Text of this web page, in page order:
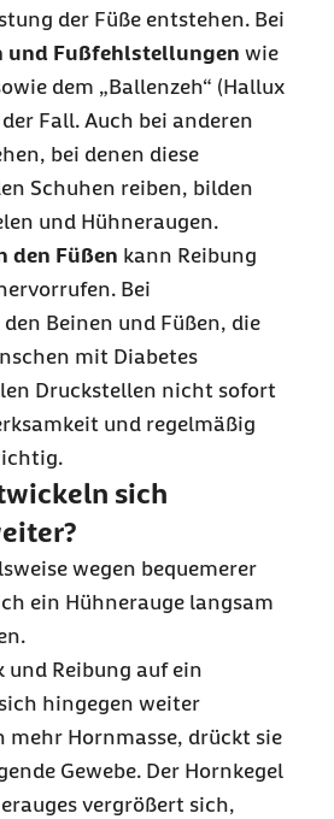
der Füße entstehen. Bei
und Fußfehlstellungen wie
dem „Ballenzeh“ (Hallux
Fall. Auch bei anderen
bei denen diese
Schuhen reiben, bilden
und Hühneraugen.
den Füßen kann Reibung
Bei
den Beinen und Füßen, die
mit Diabetes
Druckstellen nicht sofort
und regelmäßig
sich
wegen bequemerer
ein Hühnerauge langsam
Reibung auf ein
hingegen weiter
mehr Hornmasse, drückt sie
Gewebe. Der Hornkegel
vergrößert sich,